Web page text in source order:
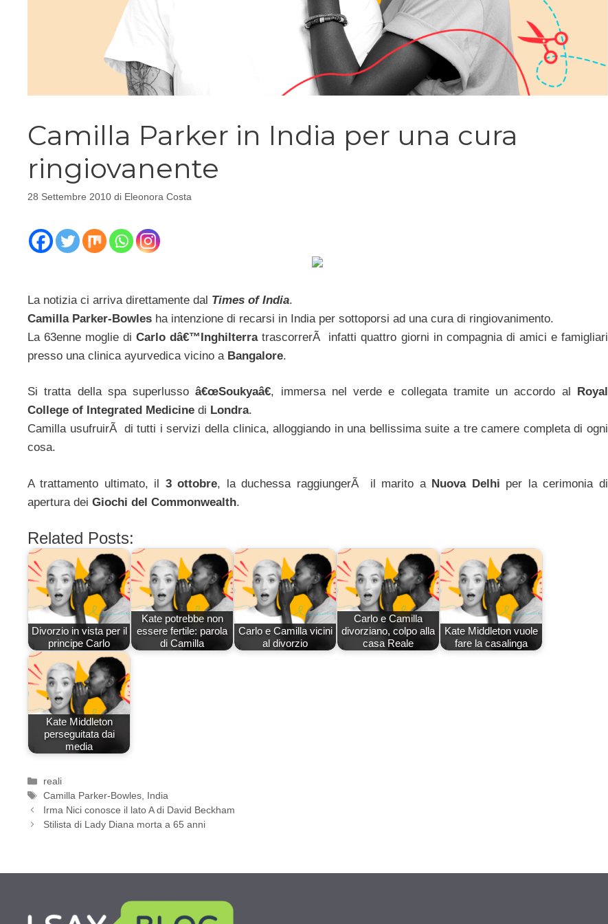
Camilla Parker in India per una cura
ringiovanente
28 Settembre 2010 di Eleonora Costa
La notizia ci arriva direttamente dal Times of India.
Camilla Parker-Bowles ha intenzione di recarsi in India per sottoporsi ad una cura di ringiovanimento.
La 63enne moglie diCarlo dâ€™InghilterratrascorrerÃ infatti quattro giorni in compagnia di amici e famigliari
presso una clinica ayurvedica vicino a Bangalore.
Si tratta della spa superlussoâ€œSoukyaâ€, immersa nel verde e collegata tramite un accordo al
Royal
College of Integrated Medicine di Londra.
Camilla usufruirÃ di tutti i servizi della clinica, alloggiando in una bellissima suite a tre camere completa di ogni
cosa.
A trattamento ultimato, il 3 ottobre, la duchessa raggiungerÃ il marito a Nuova Delhi per la cerimonia di
apertura dei Giochi del Commonwealth.
Related Posts:
Divorzio in vista per il
principe Carlo
Kate potrebbe non
essere fertile: parola
di Camilla
Carlo e Camilla vicini
al divorzio
Carlo e Camilla
divorziano, colpo alla
casa Reale
Kate Middleton vuole
fare la casalinga
Kate Middleton
perseguitata dai
media
Categorie
reali
Tag
Camilla Parker-Bowles, India
Irma Nici conosce il lato A di David Beckham
Stilista di Lady Diana morta a 65 anni